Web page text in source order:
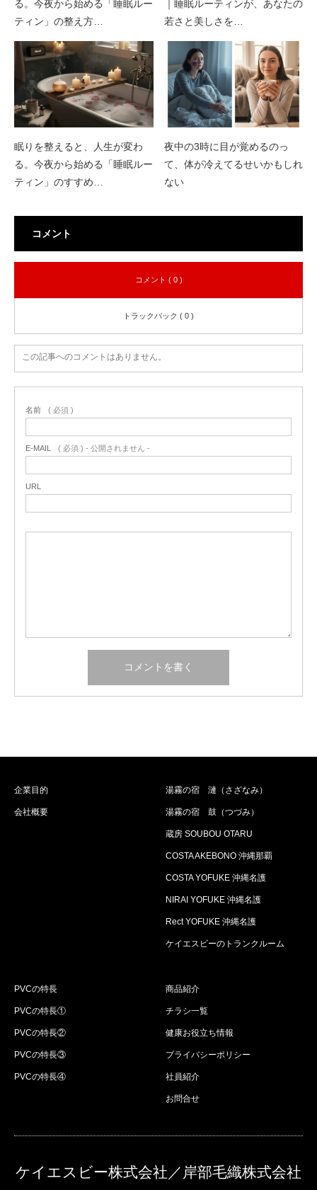
る。今夜から始める「睡眠ルー
ティン」の整え方…
｜睡眠ルーティンが、あなたの
若さと美しさを…
眠りを整えると、人生が変わ
る。今夜から始める「睡眠ルー
ティン」のすすめ…
夜中の3時に目が覚めるのっ
て、体が冷えてるせいかもしれ
ない
コメント
コメント ( 0 )
トラックバック ( 0 )
この記事へのコメントはありません。
名前 ( 必須 )
E-MAIL ( 必須 ) - 公開されません -
URL
企業目的
会社概要
湯霧の宿 漣（さざなみ）
湯霧の宿 鼓（つづみ）
蔵房 SOUBOU OTARU
COSTA AKEBONO 沖縄那覇
COSTA YOFUKE 沖縄名護
NIRAI YOFUKE 沖縄名護
Rect YOFUKE 沖縄名護
ケイエスビーのトランクルーム
PVCの特長
PVCの特長①
PVCの特長②
PVCの特長③
PVCの特長④
商品紹介
チラシ一覧
健康お役立ち情報
プライバシーポリシー
社員紹介
お問合せ
ケイエスビー株式会社／岸部毛織株式会社